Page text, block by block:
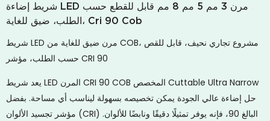
شريط إضاءة LED مرن 3 مم 5 مم 8 مم قابل للقطع حسب
الطلب، ضيق للغاية، Cri 90 Cob
شريط LED مرن ضيق للغاية من COB، مشروع تجاري نحيف، قابل للقص
حسب الطلب، مؤشر CRI 90
يعد شريط LED المرن CRI 90 COB المخصص Cuttable Ultra Narrow
حل إضاءة عالي الجودة يمكن تخصيصه بسهولة ليناسب أي مساحة. بفضل
مؤشر تجسيد الألوان (CRI) البالغ 90، فإنه يوفر تمثيلًا دقيقًا ونابضًا للألوان.